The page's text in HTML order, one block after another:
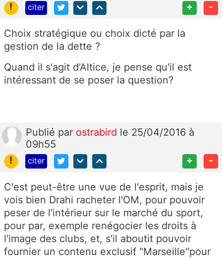
!
citer + -
Choix stratégique ou choix dicté par la
gestion de la dette ?
Quand il s'agit d'Altice, je pense qu'il est
intéressant de se poser la question?
Publié par ostrabird le 25/04/2016 à
09h55
!
citer + -
C'est peut-être une vue de l'esprit, mais je
vois bien Drahi racheter l'OM, pour pouvoir
peser de l'intérieur sur le marché du sport,
pour par, exemple renégocier les droits à
l'image des clubs, et, s'il aboutit pouvoir
fournier un contenu exclusif "Marseille"pour